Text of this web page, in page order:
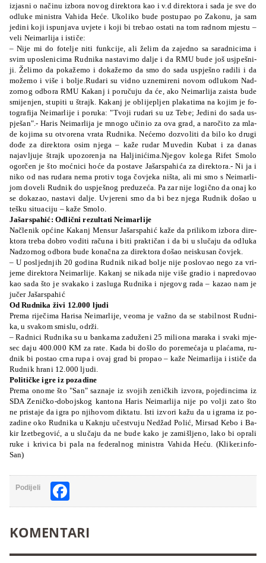
izja­sni o na­či­nu izbo­ra no­vog di­re­kto­ra kao i v.d di­re­kto­ra i sa­da je sve do
odlu­ke mi­nis­tra Va­hi­da He­će. Uko­li­ko bu­de pos­tu­pao po Za­ko­nu, ja sam
je­di­ni ko­ji ispu­nja­va uvje­te i ko­ji bi tre­bao os­ta­ti na tom ra­dnom mjes­tu –
ve­li Ne­imar­li­ja i is­ti­če:
– Ni­je mi do fo­te­lje ni­ti fun­kci­je, ali že­lim da za­je­dno sa sa­ra­dni­ci­ma i
svim upo­sle­ni­ci­ma Ru­dni­ka nas­ta­vi­mo da­lje i da RMU bu­de još us­jpe­šni­
ji. Že­li­mo da po­ka­že­mo i do­ka­že­mo da smo do sa­da us­pje­šno ra­di­li i da
mo­že­mo i vi­še i bo­lje.Ru­da­ri su vi­dno uzne­mi­re­ni no­vom odlu­kom Nad­
zor­nog odbo­ra RMU Ka­kanj i po­ru­ču­ju da će, ako Ne­imar­li­ja za­is­ta bu­de
smi­je­njen, stu­pi­ti u štrajk. Ka­kanj je obli­je­pljen pla­ka­ti­ma na ko­jim je fo­
to­gra­fi­ja Ne­imar­li­je i po­ru­ka: "Tvo­ji ru­da­ri su uz Te­be; Je­di­ni do sa­da us­
pje­šan".- Ha­ris Ne­imar­li­ja je mno­go uči­nio za ova grad, a na­ro­či­to za mla­
de ko­ji­ma su otvo­re­na vra­ta Ru­dni­ka. Ne­će­mo do­zvo­li­ti da bi­lo ko dru­gi
do­đe za di­re­kto­ra osim nje­ga – ka­že ru­dar Mu­ve­din Ku­bat i za da­nas
najavljuje štrajk upo­zo­re­nja na Ha­lji­ni­ći­ma.Nje­gov ko­le­ga Ri­fet Smo­lo
ogor­čen je što mo­ćni­ci ho­će da pos­ta­ve Ja­šar­spa­hi­ća za di­re­kto­ra.- Ni ja i
ni­ko od nas ru­da­ra ne­ma pro­tiv to­ga čo­vje­ka ni­šta, ali mi smo s Ne­imar­li­
jom do­ve­li Ru­dnik do us­pje­šnog pre­du­ze­ća. Pa zar ni­je lo­gi­čno da onaj ko
se do­ka­zao, nas­ta­vi da­lje. Uvje­re­ni smo da bi bez nje­ga Ru­dnik do­šao u
te­šku si­tu­aci­ju – kaže Smolo.
Ja­šar­spa­hić: Odli­čni re­zul­ta­ti Ne­imar­li­je
Na­čle­nik opći­ne Ka­kanj Men­sur Ja­šar­spa­hić ka­že da pri­li­kom izbo­ra di­re­
kto­ra tre­ba do­bro vo­di­ti ra­ču­na i bi­ti pra­kti­čan i da bi u slu­ča­ju da odlu­ka
Nad­zor­nog odbo­ra bu­de ko­na­čna za di­re­kto­ra do­šao ne­is­ku­san čo­vjek.
– U po­slje­dnjih 20 go­di­na Ru­dnik ni­kad bo­lje ni­je po­slo­vao ne­go za vri­
je­me di­re­kto­ra Ne­imar­li­je. Ka­kanj se ni­ka­da ni­je vi­še gra­dio i na­pre­do­vao
kao sa­da što je sva­ka­ko i za­slu­ga Ru­dni­ka i nje­govg ra­da – ka­zao nam je
ju­čer Ja­šar­spa­hić
Od Ru­dni­ka ži­vi 12.000 lju­di
Pre­ma ri­je­či­ma Harisa Ne­imar­li­je, ve­oma je va­žno da se sta­bil­nost Ru­dni­
ka, u sva­kom smi­slu, održi.
– Ra­dni­ci Ru­dni­ka su u ban­ka­ma za­du­že­ni 25 mi­li­ona ma­ra­ka i sva­ki mje­
sec da­ju 400.000 KM za ra­te. Ka­da bi do­šlo do po­re­me­ća­ja u pla­ća­ma, ru­
dnik bi pos­tao crna ru­pa i ovaj grad bi pro­pao – ka­že Ne­imar­li­ja i is­ti­če da
Ru­dnik hra­ni 12.000 lju­di.
Po­li­ti­čke igre iz po­za­di­ne
Pre­ma ono­me što "San" sa­zna­je iz svo­jih ze­ni­čkih izvo­ra, po­je­din­ci­ma iz
SDA Ze­ni­čko-do­boj­skog kan­to­na Ha­ris Ne­imar­li­ja ni­je po vo­lji za­to što
ne pris­ta­je da igra po nji­ho­vom di­kta­tu. Is­ti izvo­ri ka­žu da u igra­ma iz po­
za­di­ne oko Ru­dni­ka u Ka­knju učes­tvu­ju Ne­džad Po­lić, Mir­sad Ke­bo i Ba­
kir Ize­tbe­go­vić, a u slu­ča­ju da ne bu­de ka­ko je za­miš­lje­no, la­ko bi opra­li
ru­ke i kri­vi­ca bi pa­la na fe­de­ral­nog mi­nis­tra Va­hi­da He­ću. (Kliker.info-
San)
Podijeli
KOMENTARI